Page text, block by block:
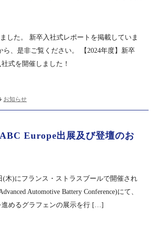
した。 新卒入社式レポートを掲載していま
ら、是非ご覧ください。 【2024年度】新卒
式を開催しました！
お知らせ
Europe出展及び登壇のお
(木)にフランス・ストラスブールで開催され
Automotive Battery Conference)にて、
進めるグラフェンの展示を行 […]